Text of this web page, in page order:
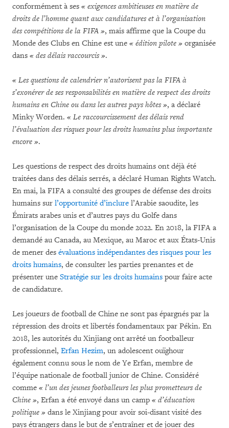
conformément à ses « exigences ambitieuses en matière de
droits de l’homme quant aux candidatures et à l’organisation
des compétitions de la FIFA », mais affirme que la Coupe du
Monde des Clubs en Chine est une « édition pilote » organisée
dans « des délais raccourcis ».
« Les questions de calendrier n’autorisent pas la FIFA à
s’exonérer de ses responsabilités en matière de respect des droits
humains en Chine ou dans les autres pays hôtes », a déclaré
Minky Worden. « Le raccourcissement des délais rend
l’évaluation des risques pour les droits humains plus importante
encore ».
Les questions de respect des droits humains ont déjà été
traitées dans des délais serrés, a déclaré Human Rights Watch.
En mai, la FIFA a consulté des groupes de défense des droits
humains sur l’opportunité d’inclure l’Arabie saoudite, les
Émirats arabes unis et d’autres pays du Golfe dans
l’organisation de la Coupe du monde 2022. En 2018, la FIFA a
demandé au Canada, au Mexique, au Maroc et aux États-Unis
de mener des évaluations indépendantes des risques pour les
droits humains, de consulter les parties prenantes et de
présenter une Stratégie sur les droits humains pour faire acte
de candidature.
Les joueurs de football de Chine ne sont pas épargnés par la
répression des droits et libertés fondamentaux par Pékin. En
2018, les autorités du Xinjiang ont arrêté un footballeur
professionnel, Erfan Hezim, un adolescent ouïghour
également connu sous le nom de Ye Erfan, membre de
l’équipe nationale de football junior de Chine. Considéré
comme « l’un des jeunes footballeurs les plus prometteurs de
Chine », Erfan a été envoyé dans un camp « d’éducation
politique » dans le Xinjiang pour avoir soi-disant visité des
pays étrangers dans le but de s’entraîner et de jouer des